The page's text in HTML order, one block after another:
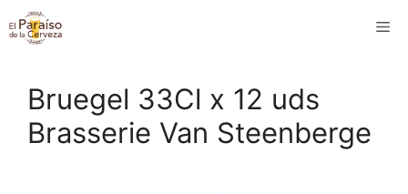
Saltar
al
Bruegel 33Cl x 12 uds
Brasserie Van Steenberge